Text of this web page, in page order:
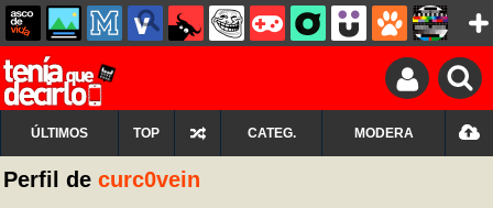
ÚLTIMOS TOP CATEG. MODERA
Perfil de curc0vein